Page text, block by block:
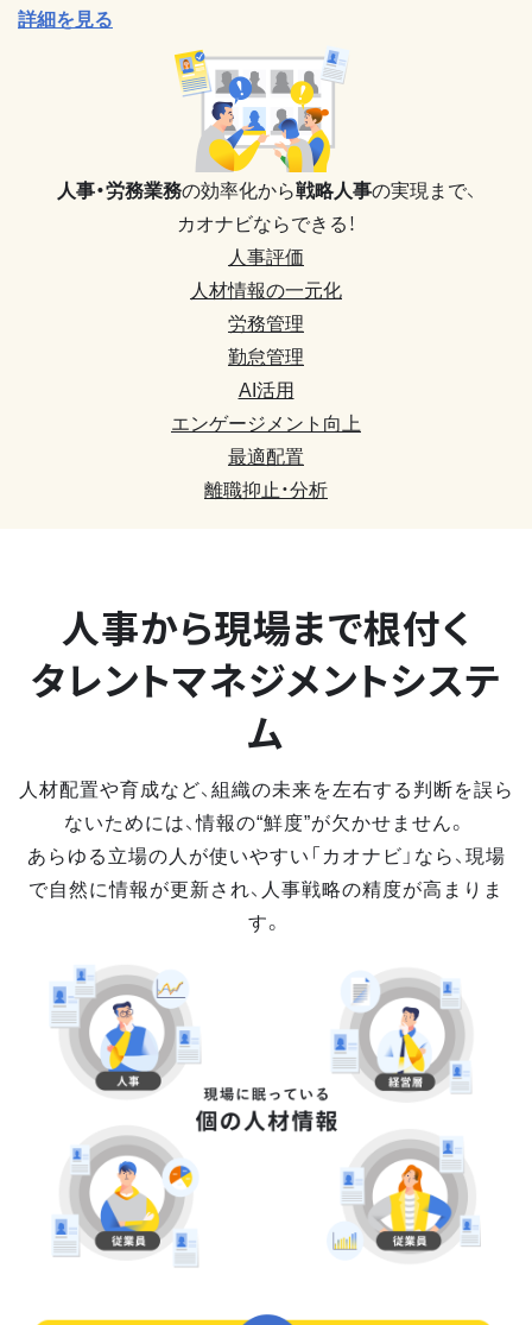
詳細を見る
人事・労務業務の効率化から戦略人事の実現まで、
カオナビならできる！
人事評価
人材情報の一元化
労務管理
勤怠管理
AI活用
エンゲージメント向上
最適配置
離職抑止・分析
人事から現場まで根付く
タレントマネジメントシステ
ム
人材配置や育成など、組織の未来を左右する判断を誤ら
ないためには、情報の“鮮度”が欠かせません。
あらゆる立場の人が使いやすい「カオナビ」なら、現場
で自然に情報が更新され、人事戦略の精度が高まりま
す。